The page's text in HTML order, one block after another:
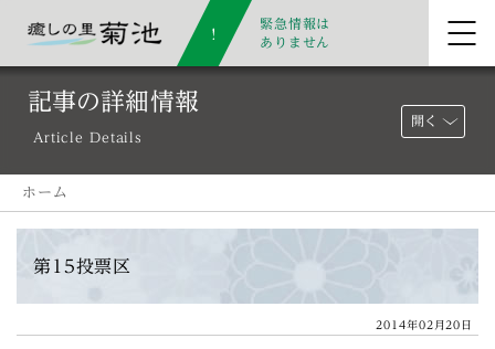
緊急情報は
ありません
記事の詳細情報
Article Details
開く
ホーム
第15投票区
2014年02月20日